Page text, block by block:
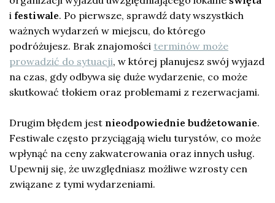
i festiwale. Po pierwsze, sprawdź daty wszystkich
ważnych wydarzeń w miejscu, do którego
podróżujesz. Brak znajomości terminów może
prowadzić do sytuacji, w której planujesz swój wyjazd
na czas, gdy odbywa się duże wydarzenie, co może
skutkować tłokiem oraz problemami z rezerwacjami.
Drugim błędem jest nieodpowiednie budżetowanie.
Festiwale często przyciągają wielu turystów, co może
wpłynąć na ceny zakwaterowania oraz innych usług.
Upewnij się, że uwzględniasz możliwe wzrosty cen
związane z tymi wydarzeniami.